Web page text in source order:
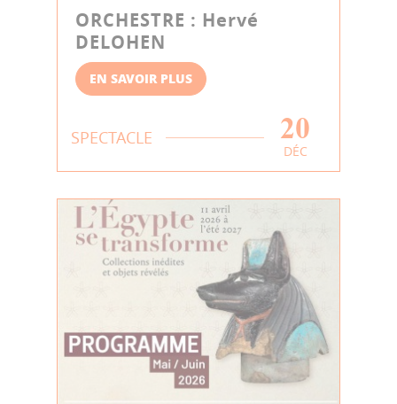
ORCHESTRE : Hervé
DELOHEN
EN SAVOIR PLUS
SPECTACLE 20
DÉC